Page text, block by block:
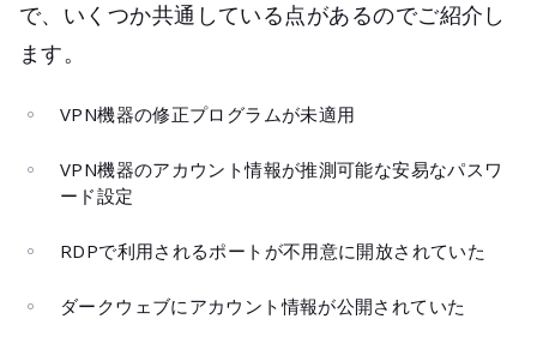
で、いくつか共通している点があるのでご紹介し
ます。
VPN機器の修正プログラムが未適用
VPN機器のアカウント情報が推測可能な安易なパスワ
ード設定
RDPで利用されるポートが不用意に開放されていた
ダークウェブにアカウント情報が公開されていた